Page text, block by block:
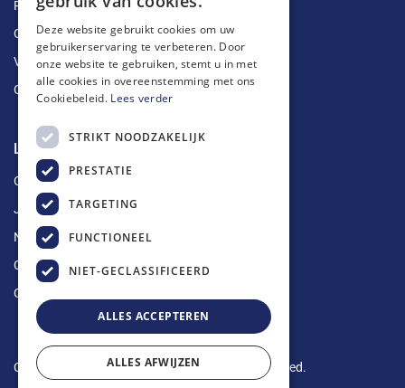
Ruimingen
Ontstoppingen
Vetputten
Ontkalking
Longin Service
Over ons
Jobs
Nieuws
Contact
Offerte aanvragen
Copyright © 2024 Longin Service. All rights reserved.
Deze website gebruikt cookies om uw
gebruikerservaring te verbeteren. Door
onze website te gebruiken, stemt u in met
alle cookies in overeenstemming met ons
Cookiebeleid. Lees verder
STRIKT NOODZAKELIJK
PRESTATIE
TARGETING
FUNCTIONEEL
NIET-GECLASSIFICEERD
ALLES ACCEPTEREN
ALLES AFWIJZEN